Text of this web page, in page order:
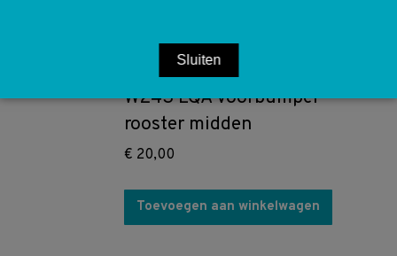
A2438852401 2438852401
W243 EQA Voorbumper
rooster midden
€ 20,00
Toevoegen aan winkelwagen
Sluiten